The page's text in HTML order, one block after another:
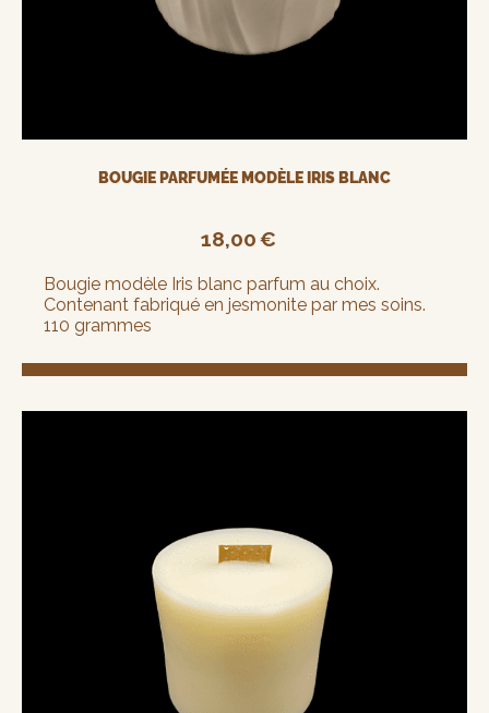
BOUGIE PARFUMÉE MODÈLE IRIS BLANC
18,00€
Bougie modèle Iris blanc parfum au choix.
Contenant fabriqué en jesmonite par mes soins.
110 grammes